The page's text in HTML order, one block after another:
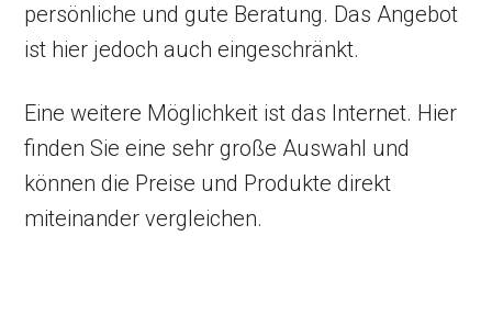
persönliche und gute Beratung. Das Angebot
ist hier jedoch auch eingeschränkt.
Eine weitere Möglichkeit ist das Internet. Hier
finden Sie eine sehr große Auswahl und
können die Preise und Produkte direkt
miteinander vergleichen.